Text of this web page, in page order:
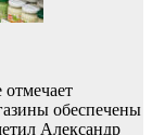
отмечает
обеспечены
Александр